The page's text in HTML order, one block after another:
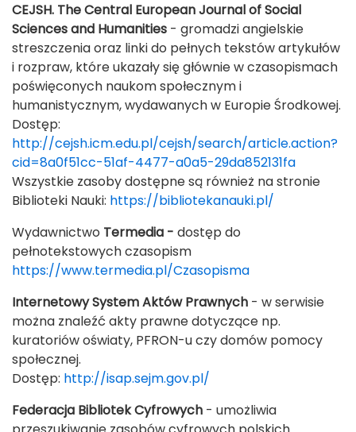
CEJSH. The Central European Journal of Social
Sciences and Humanities - gromadzi angielskie
streszczenia oraz linki do pełnych tekstów artykułów
i rozpraw, które ukazały się głównie w czasopismach
poświęconych naukom społecznym i
humanistycznym, wydawanych w Europie Środkowej.
Dostęp:
http://cejsh.icm.edu.pl/cejsh/search/article.action?
cid=8a0f51cc-51af-4477-a0a5-29da852131fa
Wszystkie zasoby dostępne są również na stronie
Biblioteki Nauki: https://bibliotekanauki.pl/
Wydawnictwo Termedia - dostęp do
pełnotekstowychczasopism
https://www.termedia.pl/Czasopisma
InternetowySystemAktów Prawnych - w serwisie
można znaleźć akty prawnedotyczące np.
kuratoriówoświaty, PFRON-uczydomów pomocy
społecznej.
Dostęp: http://isap.sejm.gov.pl/
Federacja BibliotekCyfrowych - umożliwia